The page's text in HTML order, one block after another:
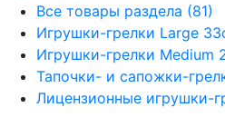
Все товары раздела (81)
Игрушки-грелки Large
Игрушки-грелки Medium
Тапочки- и сапожки-
Лицензионные игрушки-